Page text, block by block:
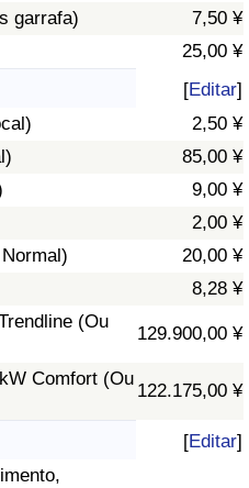
garrafa)
7,50 ¥
25,00 ¥
[Editar]
2,50 ¥
85,00 ¥
9,00 ¥
2,00 ¥
20,00 ¥
8,28 ¥
(Ou
129.900,00 ¥
Comfort (Ou
122.175,00 ¥
[Editar]